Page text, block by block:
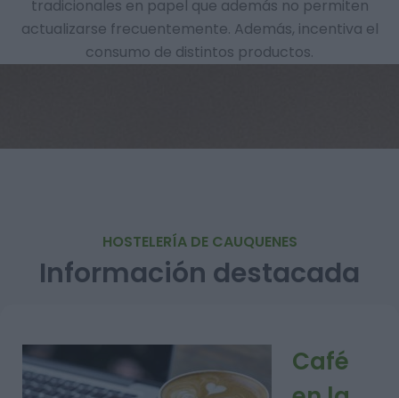
tradicionales en papel que además no permiten
actualizarse frecuentemente. Además, incentiva el
consumo de distintos productos.
HOSTELERÍA DE CAUQUENES
Información destacada
Café